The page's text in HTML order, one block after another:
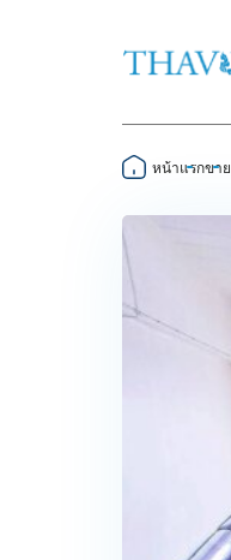
หน้าแรกขาย